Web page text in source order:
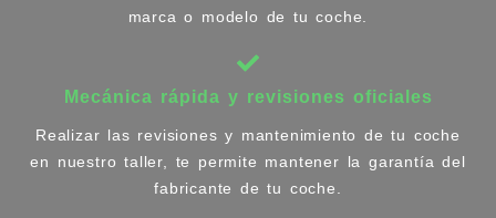
marca o modelo de tu coche.
Mecánica rápida y revisiones oficiales
Realizar las revisiones y mantenimiento de tu coche
en nuestro taller, te permite mantener la garantía del
fabricante de tu coche.